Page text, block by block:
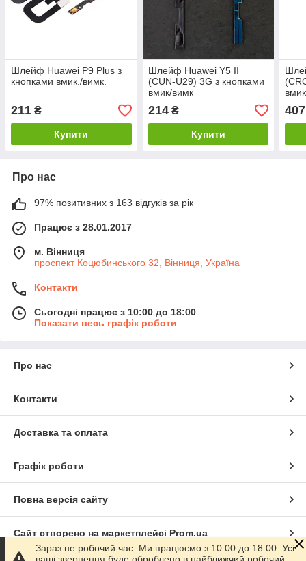
Шлейф Huawei P9 Plus з
кнопками вмик./вимк.
211 ₴
Купити
Шлейф Huawei Y5 II
(CUN-U29) 3G з кнопками
вмик/вимк
214₴
Купити
407
Про нас
97% позитивних з 163 відгуків за рік
Працює з 28.01.2017
м. Вінниця
проспект Коцюбинського 32, Вінниця, Україна
Контакти
Сьогодні працює з 10:00 до 18:00
Показати весь графік роботи
Про нас
Контакти
Доставка та оплата
Графік роботи
Повна версія сайту
Сайт створено на маркетплейсі Prom.ua
Зараз не робочий час. Ми працюємо з 10:00 до 18:00. Усі